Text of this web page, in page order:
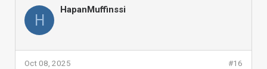
H
HapanMuffinssi
#16
Oct 08, 2025